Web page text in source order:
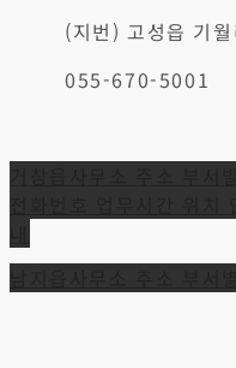
(지번) 고성읍 기
055-670-5001
탐
색